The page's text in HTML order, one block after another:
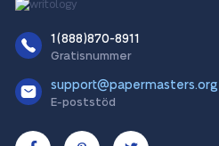
1(888)870-8911
Gratisnummer
support@papermasters.org
E-poststöd